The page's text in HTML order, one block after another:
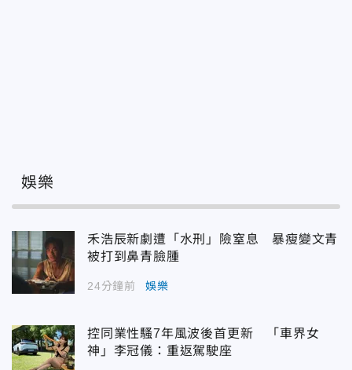
娛樂
禾浩辰新劇遭「水刑」險窒息 暴瘦變文青
被打到鼻青臉腫
24分鐘前 娛樂
控同業性騷7年風波後首更新 「車界女
神」李冠儀：重返駕駛座